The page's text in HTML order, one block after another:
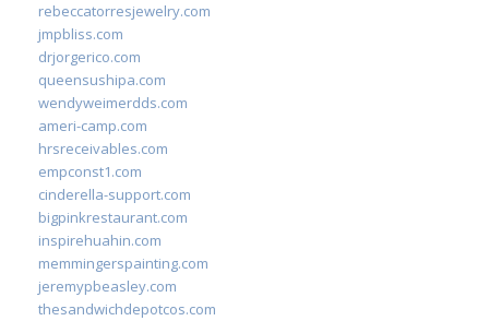
rebeccatorresjewelry.com
jmpbliss.com
drjorgerico.com
queensushipa.com
wendyweimerdds.com
ameri-camp.com
hrsreceivables.com
empconst1.com
cinderella-support.com
bigpinkrestaurant.com
inspirehuahin.com
memmingerspainting.com
jeremypbeasley.com
thesandwichdepotcos.com